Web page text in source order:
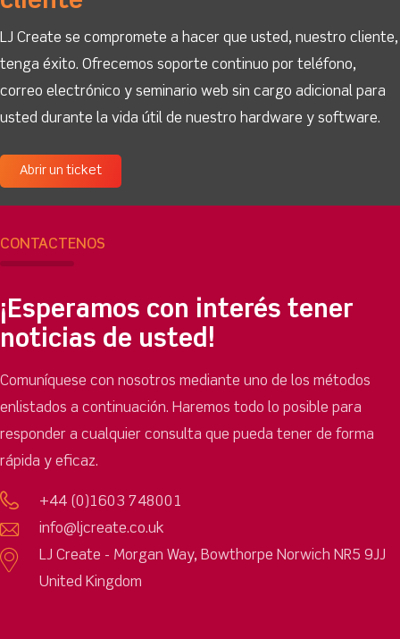
LJ Create se compromete a hacer que usted, nuestro cliente,
tenga éxito. Ofrecemos soporte continuo por teléfono,
correo electrónico y seminario web sin cargo adicional para
usted durante la vida útil de nuestro hardware y software.
Abrir un ticket
CONTÁCTENOS
¡Esperamos con interés tener
noticias de usted!
Comuníquese con nosotros mediante uno de los métodos
enlistados a continuación. Haremos todo lo posible para
responder a cualquier consulta que pueda tener de forma
rápida y eficaz.
+44 (0)1603 748001
info@ljcreate.co.uk
LJ Create - Morgan Way, Bowthorpe Norwich NR5 9JJ
United Kingdom